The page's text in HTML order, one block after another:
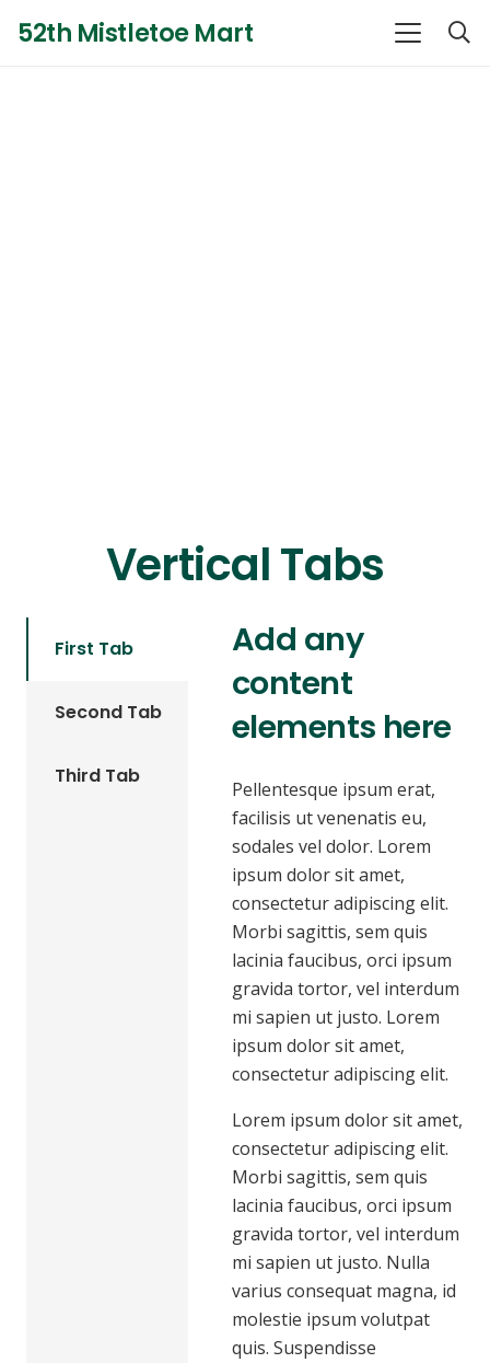
52th Mistletoe Mart
Vertical Tabs
First Tab
Second Tab
Third Tab
Add any
content
elements here
Pellentesque ipsum erat,
facilisis ut venenatis eu,
sodales vel dolor. Lorem
ipsum dolor sit amet,
consectetur adipiscing elit.
Morbi sagittis, sem quis
lacinia faucibus, orci ipsum
gravida tortor, vel interdum
mi sapien ut justo. Lorem
ipsum dolor sit amet,
consectetur adipiscing elit.
Lorem ipsum dolor sit amet,
consectetur adipiscing elit.
Morbi sagittis, sem quis
lacinia faucibus, orci ipsum
gravida tortor, vel interdum
mi sapien ut justo. Nulla
varius consequat magna, id
molestie ipsum volutpat
quis. Suspendisse